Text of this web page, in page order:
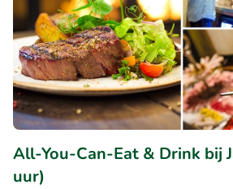
All-You-Can-Eat & Drink bij
uur)